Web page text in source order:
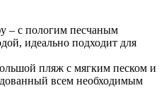
– с пологим песчаным
идеально подходит для
пляж с мягким песком и
всем необходимым